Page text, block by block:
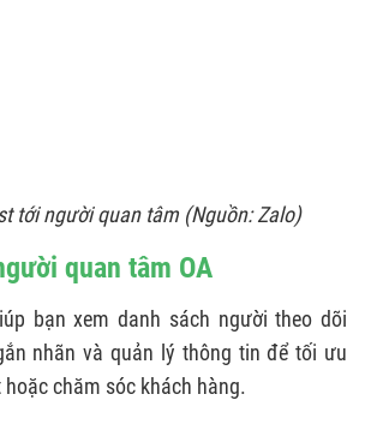
tới người quan tâm (Nguồn: Zalo)
quan tâm OA
bạn xem danh sách người theo dõi
nhãn và quản lý thông tin để tối ưu
chăm sóc khách hàng.